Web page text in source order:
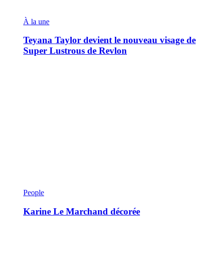
À la une
Teyana Taylor devient le nouveau visage de
Super Lustrous de Revlon
People
Karine Le Marchand décorée